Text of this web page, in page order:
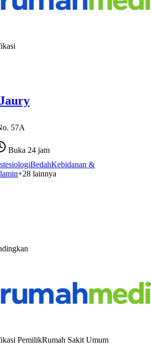
57A
Buka 24 jam
BedahKebidanan &
+28 lainnya
PemilikRumah Sakit Umum